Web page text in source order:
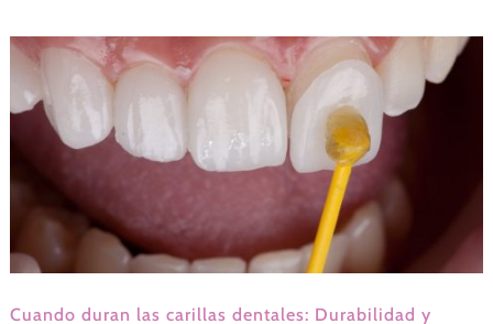
Cuando duran las carillas dentales: Durabilidad y